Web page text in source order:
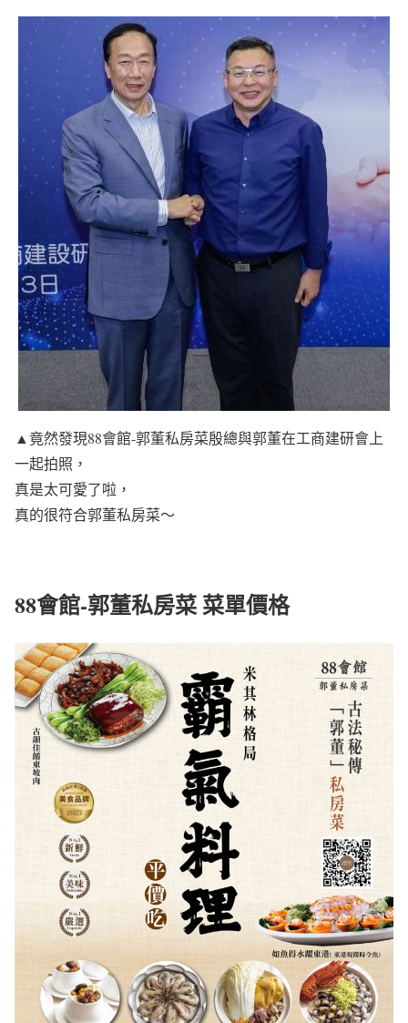
▲竟然發現88會館-郭董私房菜殷總與郭董在工商建研會上
一起拍照，
真是太可愛了啦，
真的很符合郭董私房菜～
88會館-郭董私房菜 菜單價格